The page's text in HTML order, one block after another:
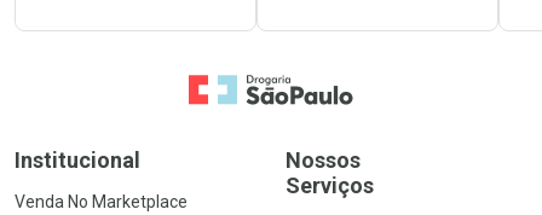
Ir para a Home
Institucional
Venda No Marketplace
Nossos
Serviços